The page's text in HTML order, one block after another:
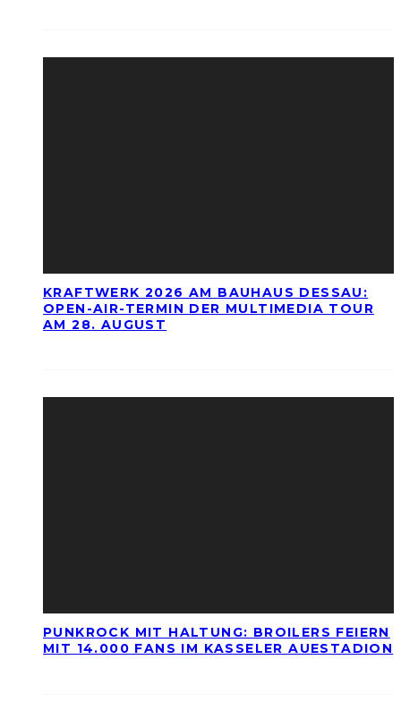
KRAFTWERK 2026 AM BAUHAUS DESSAU:
OPEN-AIR-TERMIN DER MULTIMEDIA TOUR
AM 28. AUGUST
PUNKROCK MIT HALTUNG: BROILERS FEIERN
MIT 14.000 FANS IM KASSELER AUESTADION